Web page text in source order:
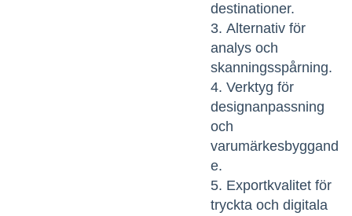
destinationer.
Alternativ för
analys och
skanningsspårning.
Verktyg för
designanpassning
och
varumärkesbyggand
e.
Exportkvalitet för
tryckta och digitala